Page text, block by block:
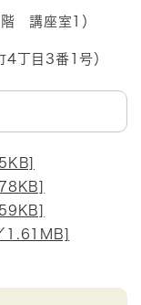
階 講座室1）
丁目3番1号）
1.61MB]